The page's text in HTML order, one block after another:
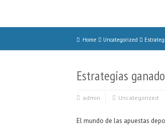
Home Uncategorized
Estrategias
admin Uncategorized
El mundo de las apuestas